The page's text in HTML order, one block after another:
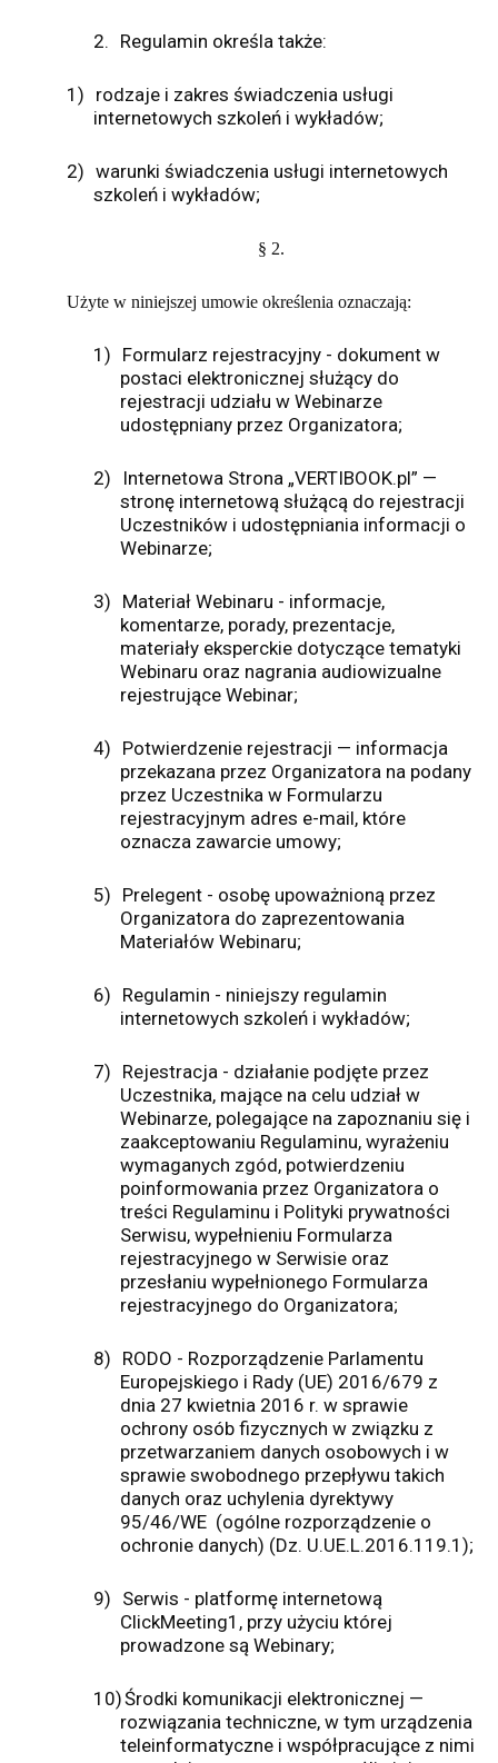
2. Regulamin określa także:
1) rodzaje i zakres świadczenia usługi
internetowych szkoleń i wykładów;
2) warunki świadczenia usługi internetowych
szkoleń i wykładów;
§ 2.
Użyte w niniejszej umowie określenia oznaczają:
1) Formularz rejestracyjny - dokument w
postaci elektronicznej służący do
rejestracji udziału w Webinarze
udostępniany przez Organizatora;
2)
Internetowa Strona „VERTIBOOK.pl” —
stronę internetową służącą do rejestracji
Uczestników i udostępniania informacji o
Webinarze;
3) Materiał Webinaru - informacje,
komentarze, porady, prezentacje,
materiały eksperckie dotyczące tematyki
Webinaru oraz nagrania audiowizualne
rejestrujące Webinar;
4) Potwierdzenie rejestracji — informacja
przekazana przez Organizatora na podany
przez Uczestnika w Formularzu
rejestracyjnym adres e-mail, które
oznacza zawarcie umowy;
5) Prelegent - osobę upoważnioną przez
Organizatora do zaprezentowania
Materiałów Webinaru;
6) Regulamin - niniejszy regulamin
internetowych szkoleń i wykładów;
7) Rejestracja - działanie podjęte przez
Uczestnika, mające na celu udział w
Webinarze, polegające na zapoznaniu się i
zaakceptowaniu Regulaminu, wyrażeniu
wymaganych zgód, potwierdzeniu
poinformowania przez Organizatora o
treści Regulaminu i Polityki prywatności
Serwisu, wypełnieniu Formularza
rejestracyjnego w Serwisie oraz
przesłaniu wypełnionego Formularza
rejestracyjnego do Organizatora;
8) RODO - Rozporządzenie Parlamentu
Europejskiego i Rady (UE) 2016/679 z
dnia 27 kwietnia 2016 r. w sprawie
ochrony osób fizycznych w związku z
przetwarzaniem danych osobowych i w
sprawie swobodnego przepływu takich
danych oraz uchylenia dyrektywy
95/46/WE (ogólne rozporządzenie o
ochronie danych) (Dz. U.UE.L.2016.119.1);
9) Serwis - platformę internetową
ClickMeeting1, przy użyciu której
prowadzone są Webinary;
10)Środki komunikacji elektronicznej —
rozwiązania techniczne, w tym urządzenia
teleinformatyczne i współpracujące z nimi